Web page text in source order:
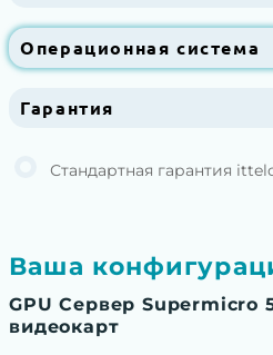
Операционная система
Гарантия
Стандартная гарантия
Ваша
GPU Сервер Supermicro
видеокарт